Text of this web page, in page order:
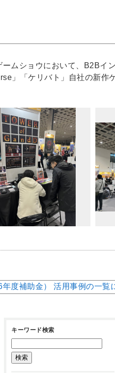
ムショウにおいて、B2Bイ
」「ケリバト」自社の新作
度補助金） 活用事例の一覧
キーワード検索